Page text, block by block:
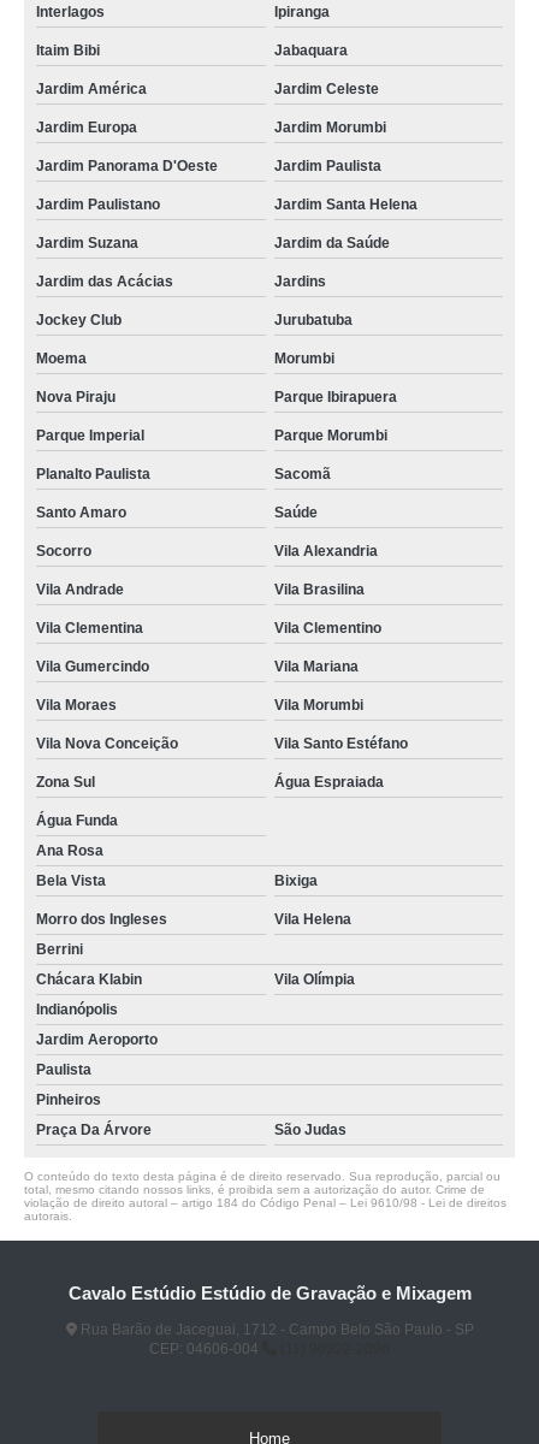
Interlagos Ipiranga
Itaim Bibi Jabaquara
Jardim América Jardim Celeste
Jardim Europa Jardim Morumbi
Jardim Panorama D'Oeste Jardim Paulista
Jardim Paulistano Jardim Santa Helena
Jardim Suzana Jardim da Saúde
Jardim das Acácias Jardins
Jockey Club Jurubatuba
Moema Morumbi
Nova Piraju Parque Ibirapuera
Parque Imperial Parque Morumbi
Planalto Paulista Sacomã
Santo Amaro Saúde
Socorro Vila Alexandria
Vila Andrade Vila Brasilina
Vila Clementina Vila Clementino
Vila Gumercindo Vila Mariana
Vila Moraes Vila Morumbi
Vila Nova Conceição Vila Santo Estéfano
Zona Sul Água Espraiada
Água Funda
Ana Rosa
Bela Vista
Bixiga
Morro dos Ingleses
Vila Helena
Berrini
Chácara Klabin
Vila Olímpia
Indianópolis
Jardim Aeroporto
Paulista
Pinheiros
Praça Da Árvore
São Judas
O conteúdo do texto desta página é de direito reservado. Sua reprodução, parcial ou
total, mesmo citando nossos links, é proibida sem a autorização do autor. Crime de
violação de direito autoral – artigo 184 do Código Penal – Lei 9610/98 - Lei de direitos
autorais
Cavalo Estúdio Estúdio de Gravação e Mixagem
Rua Barão de Jaceguai, 1712 - Campo Belo São Paulo - SP
CEP: 04606-004
Home